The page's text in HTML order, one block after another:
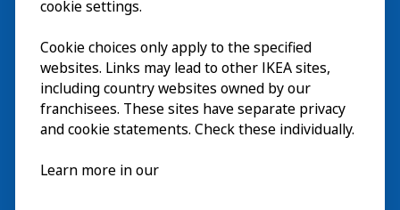
cookie settings.
Cookie choices only apply to the specified
websites. Links may lead to other IKEA sites,
including country websites owned by our
franchisees. These sites have separate privacy
and cookie statements. Check these individually.
Learn more in our